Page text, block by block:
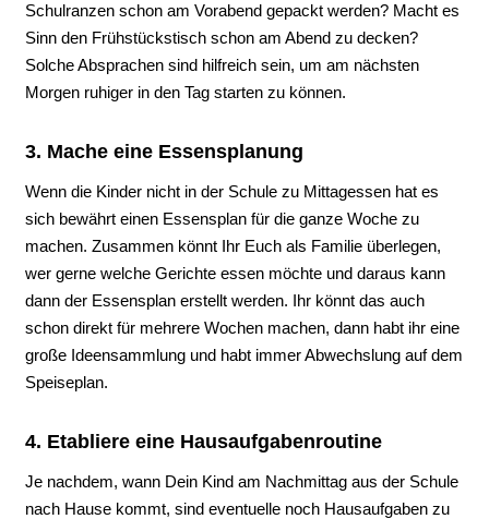
Schulranzen schon am Vorabend gepackt werden? Macht es
Sinn den Frühstückstisch schon am Abend zu decken?
Solche Absprachen sind hilfreich sein, um am nächsten
Morgen ruhiger in den Tag starten zu können.
3. Mache eine Essensplanung
Wenn die Kinder nicht in der Schule zu Mittagessen hat es
sich bewährt einen Essensplan für die ganze Woche zu
machen. Zusammen könnt Ihr Euch als Familie überlegen,
wer gerne welche Gerichte essen möchte und daraus kann
dann der Essensplan erstellt werden. Ihr könnt das auch
schon direkt für mehrere Wochen machen, dann habt ihr eine
große Ideensammlung und habt immer Abwechslung auf dem
Speiseplan.
4. Etabliere eine Hausaufgabenroutine
Je nachdem, wann Dein Kind am Nachmittag aus der Schule
nach Hause kommt, sind eventuelle noch Hausaufgaben zu